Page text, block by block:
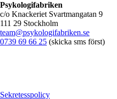
Psykologifabriken
c/o Knackeriet Svartmangatan 9
111 29 Stockholm
team@psykologifabriken.se
0739 69 66 25 (skicka sms först)
Sekretesspolicy